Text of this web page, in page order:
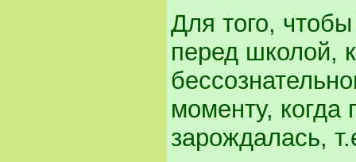
Для того,
перед школой,
моменту, когда
зарождалась,